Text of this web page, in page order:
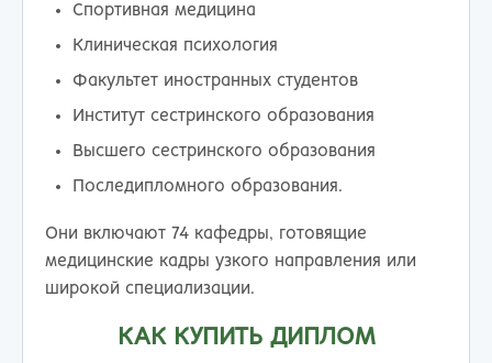
Спортивная медицина
Клиническая психология
Факультет иностранных студентов
Институт сестринского образования
Высшего сестринского образования
Последипломного образования.
Они включают 74 кафедры, готовящие
медицинские кадры узкого направления или
широкой специализации.
КАК КУПИТЬ ДИПЛОМ